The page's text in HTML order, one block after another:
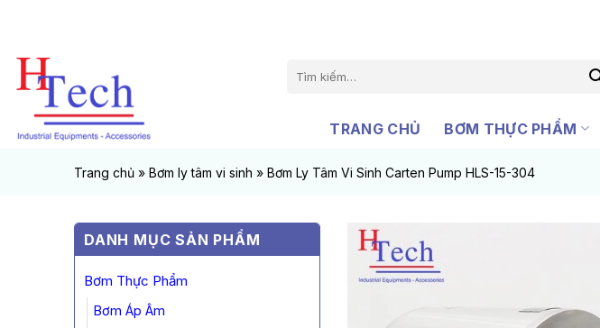
nội
dung
kiếm:
TRANG CHỦ BƠM THỰC PHẨM
Trang chủ » Bơm ly tâm vi sinh » Bơm Ly Tâm Vi Sinh Carten Pump HLS-15-304
DANH MỤC SẢN PHẨM
Bơm Thực Phẩm
Bơm Áp Âm